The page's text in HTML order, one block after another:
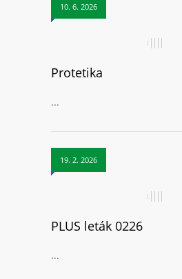
10. 6. 2026
Protetika
...
19. 2. 2026
PLUS leták 0226
...